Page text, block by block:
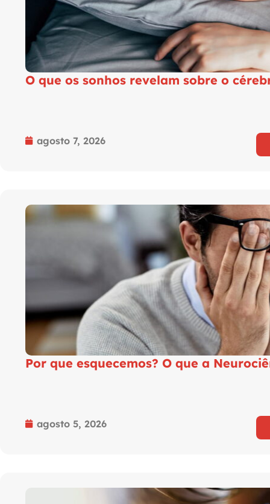
O que os sonhos revelam sobre o
agosto 7, 2026
Por que esquecemos? O que a
agosto 5, 2026